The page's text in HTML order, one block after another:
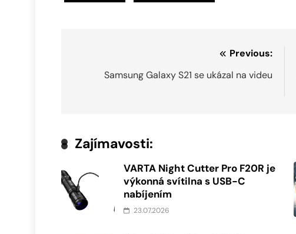
Previous:
Samsung Galaxy S21 se ukázal na videu
Zajímavosti:
VARTA Night Cutter Pro F20R je
výkonná svítilna s USB-C
nabíjením
23.07.2026